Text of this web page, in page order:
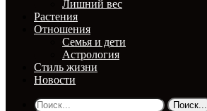
Лишний вес
Растения
Отношения
Семья и дети
Астрология
Стиль жизни
Новости
Поиск...